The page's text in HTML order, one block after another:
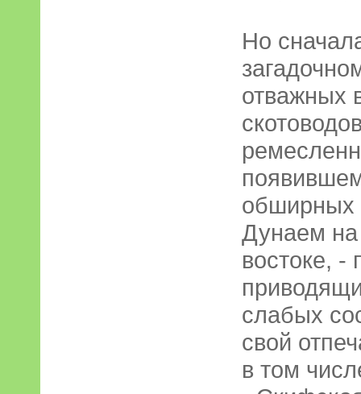
Но
отважных
обширных
Дунаем
востоке, -
слабых
свой
в том